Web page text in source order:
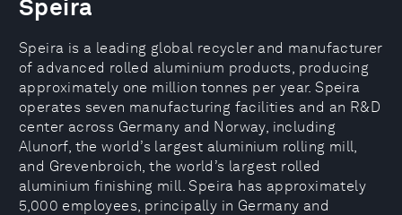
Speira
Speira is a leading global recycler and manufacturer
of advanced rolled aluminium products, producing
approximately one million tonnes per year. Speira
operates seven manufacturing facilities and an R&D
center across Germany and Norway, including
Alunorf, the world’s largest aluminium rolling mill,
and Grevenbroich, the world’s largest rolled
aluminium finishing mill. Speira has approximately
5,000 employees, principally in Germany and